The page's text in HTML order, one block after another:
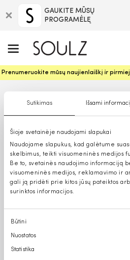
Sutikimas Išsami
Šioje svetainėje naudojami slapukai
Naudojame slapukus, kad galėtume
skelbimus, teikti visuomeninės medijos
Be to, svetainės naudojimo informaciją
visuomeninės medijos, reklamavimo ir
gali ją pridėti prie kitos jūsų pateiktos
surinktos informacijos.
Sutikimo
pasirinkimas
Būtini
Nuostatos
Statistika
GAUKITE MŪSŲ
PROGRAMĖLĘ
Prenumeruokite mūsų naujienlaiškį ir